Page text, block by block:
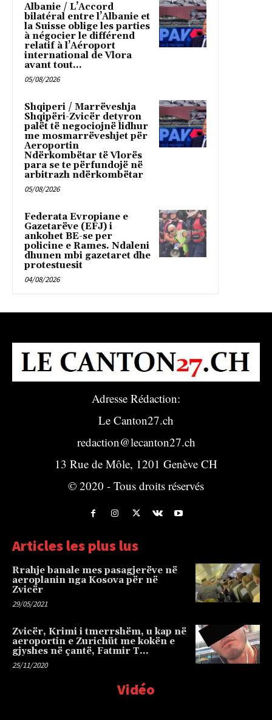
Albanie / L’Accord
bilatéral entre l’Albanie et
la Suisse oblige les parties
à négocier le différend
relatif à l’Aéroport
international de Vlora
avant tout...
05/08/2026
Shqiperi / Marrëveshja
Shqipëri-Zvicër detyron
palët të negociojnë lidhur
me mosmarrëveshjet për
Aeroportin
Ndërkombëtar të Vlorës
para se te përfundojë në
arbitrazh ndërkombëtar
05/08/2026
Federata Evropiane e
Gazetarëve (EFJ) i
ankohet BE-se per
policine e Rames. Ndaleni
dhunen mbi gazetaret dhe
protestuesit
04/08/2026
Adresse Rédaction:
Le Canton27.ch
redaction@lecanton27.ch
13 Rue de Môle, 1201 Genève CH
© 2020 - Tous droits réservés
Articles les plus lus
Rrahje banale mes pasagjerëve në
aeroplanin nga Kosova për në
Zvicër
29/05/2021
Zvicër, Krimi i tmerrshëm, u kap në
aeroportin e Zurichüt me kokën e
gjyshes në çantë, Fatmir T…
25/11/2020
Vidéo